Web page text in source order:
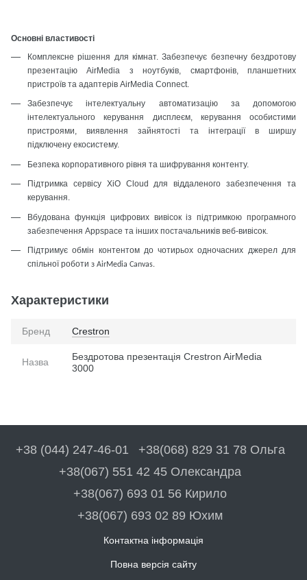
Основні властивості
Комплексне рішення для кімнат. Забезпечує безпечну бездротову
презентацію AirMedia з ноутбуків, смартфонів, планшетних
пристроїв та адаптерів AirMedia Connect.
Забезпечує інтелектуальну автоматизацію за допомогою
інтелектуального керування дисплеєм, керування особистими
пристроями, виявлення зайнятості та інтеграції в ширшу
підключену екосистему.
Безпека корпоративного рівня та шифрування контенту.
Підтримка сервісу XiO Cloud для віддаленого забезпечення та
керування.
Вбудована функція цифрових вивісок із підтримкою програмного
забезпечення Appspace та інших постачальників веб-вивісок.
Підтримує обмін контентом до чотирьох одночасних джерел для
спільної роботи з AirMedia Canvas.
Характеристики
Бренд Crestron
Назва
Бездротова презентація Crestron AirMedia
3000
+38 (044) 247-46-01
+38(068) 829 31 78 Ольга
+38(067) 551 42 45 Олександра
+38(067) 693 01 56 Кирило
+38(067) 693 02 89 Юхим
Контактна інформація
Повна версія сайту